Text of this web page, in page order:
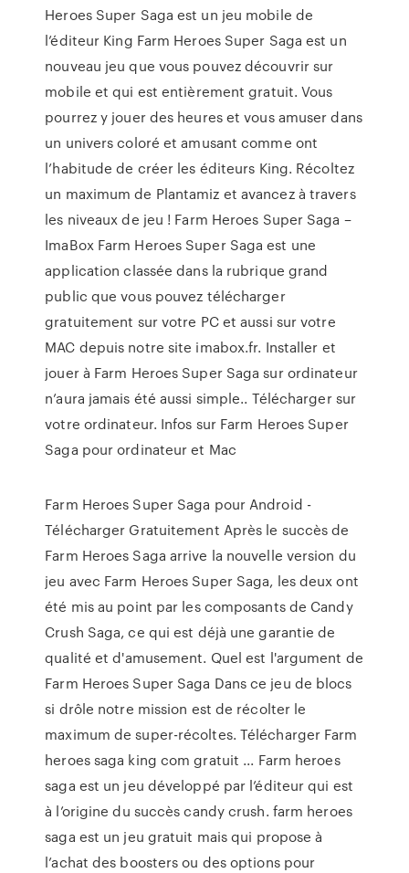
Heroes Super Saga est un jeu mobile de
l’éditeur King Farm Heroes Super Saga est un
nouveau jeu que vous pouvez découvrir sur
mobile et qui est entièrement gratuit. Vous
pourrez y jouer des heures et vous amuser dans
un univers coloré et amusant comme ont
l’habitude de créer les éditeurs King. Récoltez
un maximum de Plantamiz et avancez à travers
les niveaux de jeu ! Farm Heroes Super Saga –
ImaBox Farm Heroes Super Saga est une
application classée dans la rubrique grand
public que vous pouvez télécharger
gratuitement sur votre PC et aussi sur votre
MAC depuis notre site imabox.fr. Installer et
jouer à Farm Heroes Super Saga sur ordinateur
n’aura jamais été aussi simple.. Télécharger sur
votre ordinateur. Infos sur Farm Heroes Super
Saga pour ordinateur et Mac
Farm Heroes Super Saga pour Android -
Télécharger Gratuitement Après le succès de
Farm Heroes Saga arrive la nouvelle version du
jeu avec Farm Heroes Super Saga, les deux ont
été mis au point par les composants de Candy
Crush Saga, ce qui est déjà une garantie de
qualité et d'amusement. Quel est l'argument de
Farm Heroes Super Saga Dans ce jeu de blocs
si drôle notre mission est de récolter le
maximum de super-récoltes. Télécharger Farm
heroes saga king com gratuit ... Farm heroes
saga est un jeu développé par l’éditeur qui est
à l’origine du succès candy crush. farm heroes
saga est un jeu gratuit mais qui propose à
l’achat des boosters ou des options pour